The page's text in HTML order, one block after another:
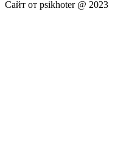
Сайт от psikhoter @ 2023